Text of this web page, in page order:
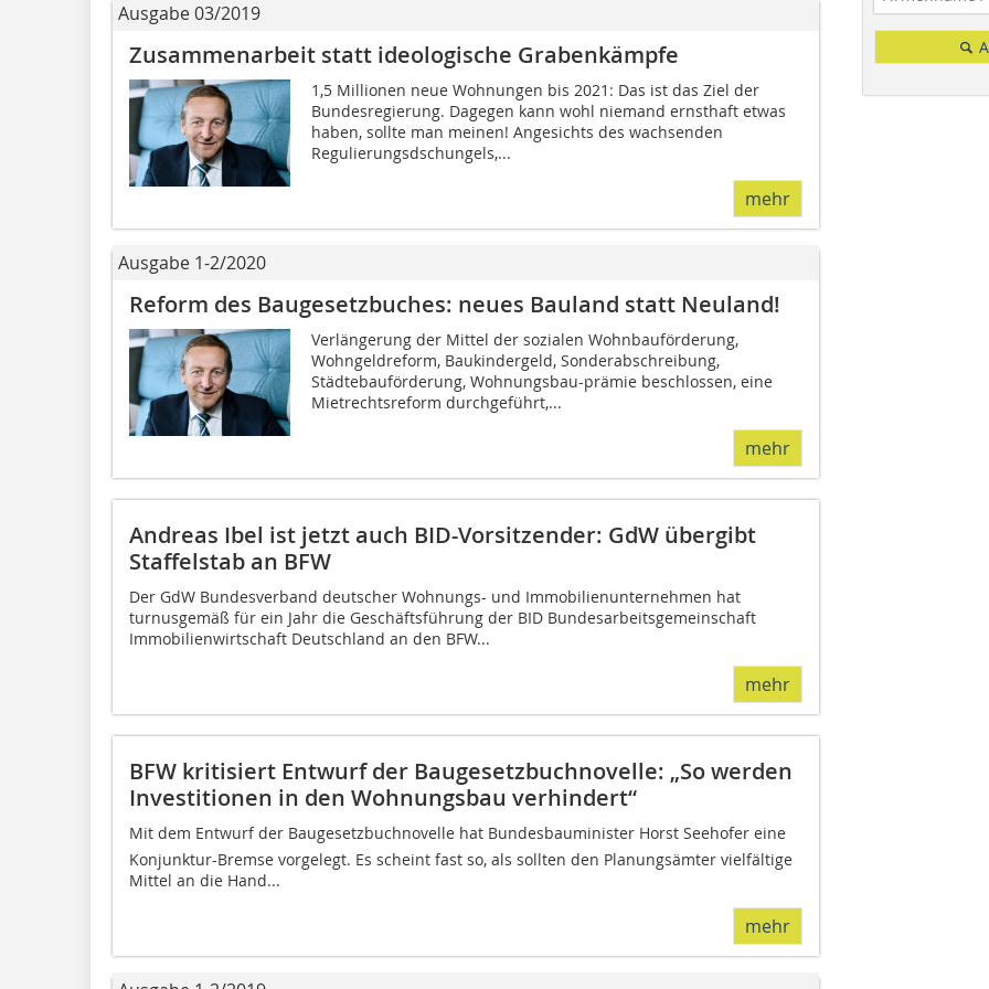
Ausgabe 03/2019
Zusammenarbeit statt ideologische Grabenkämpfe
1,5 Millionen neue Wohnungen bis 2021: Das ist das Ziel der
Bundesregierung. Dagegen kann wohl niemand ernsthaft etwas
haben, sollte man meinen! Angesichts des wachsenden
Regulierungsdschungels,...
mehr
Ausgabe 1-2/2020
Reform des Baugesetzbuches: neues Bauland statt Neuland!
Verlängerung der Mittel der sozialen Wohnbauförderung,
Wohngeldreform, Baukindergeld, Sonderabschreibung,
Städtebauförderung, Wohnungsbau-prämie beschlossen, eine
Mietrechtsreform durchgeführt,...
mehr
Andreas Ibel ist jetzt auch BID-Vorsitzender: GdW übergibt
Staffelstab an BFW
Der GdW Bundesverband deutscher Wohnungs- und Immobilienunternehmen hat
turnusgemäß für ein Jahr die Geschäftsführung der BID Bundesarbeitsgemeinschaft
Immobilienwirtschaft Deutschland an den BFW...
mehr
BFW kritisiert Entwurf der Baugesetzbuchnovelle: „So werden
Investitionen in den Wohnungsbau verhindert“
Mit dem Entwurf der Baugesetzbuchnovelle hat Bundesbauminister Horst Seehofer eine
Konjunktur-Bremse vorgelegt. Es scheint fast so, als sollten den Planungsämter vielfältige
Mittel an die Hand...
mehr